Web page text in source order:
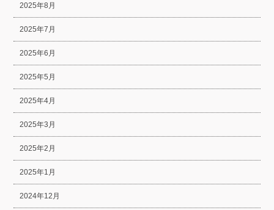
2025年8月
2025年7月
2025年6月
2025年5月
2025年4月
2025年3月
2025年2月
2025年1月
2024年12月